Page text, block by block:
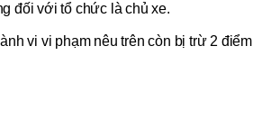
đối với tổ chức là chủ xe.
vi vi phạm nêu trên còn bị trừ 2 điểm